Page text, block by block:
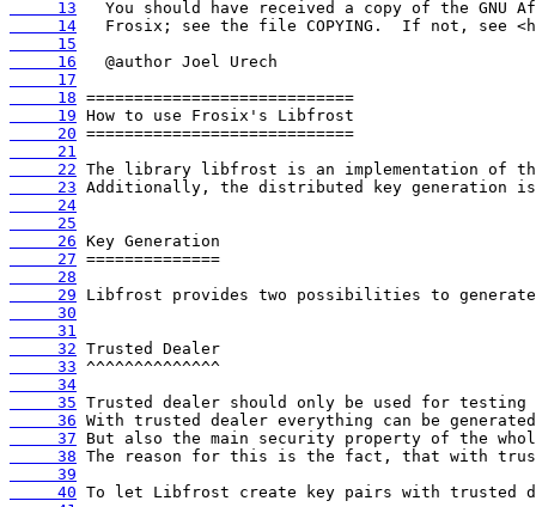
     13
     14
     15
     16
     17
     18
     19
     20
     21
     22
     23
     24
     25
     26
     27
     28
     29
     30
     31
     32
     33
     34
     35
     36
     37
     38
     39
     40